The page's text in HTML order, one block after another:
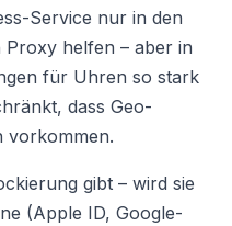
Service nur in den
helfen – aber in
für Uhren so stark
dass Geo-
vorkommen.
gibt – wird sie
(Apple ID, Google-